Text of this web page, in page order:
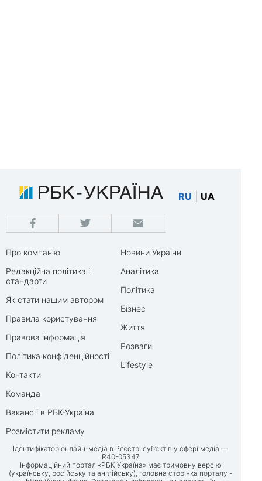
RU UA
Про компанію
Редакційна політика і
стандарти
Як стати нашим автором
Правила користування
Правова інформація
Політика конфіденційності
Контакти
Команда
Вакансії в РБК-Україна
Розмістити рекламу
Новини України
Аналітика
Політика
Бізнес
Життя
Розваги
Lifestyle
Ідентифікатор онлайн-медіа в Реєстрі суб’єктів у сфері медіа —
R40-05347
Інформаційний портал «РБК-Україна» має тримовну версію
(українську, російську та англійську), головна сторінка порталу -